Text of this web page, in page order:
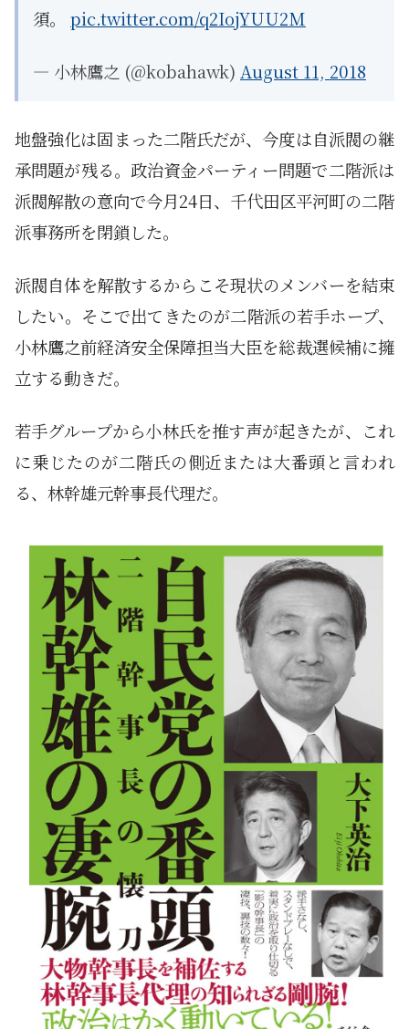
須。 pic.twitter.com/q2IojYUU2M
— 小林鷹之 (@kobahawk) August 11, 2018
地盤強化は固まった二階氏だが、今度は自派閥の継
承問題が残る。政治資金パーティー問題で二階派は
派閥解散の意向で今月24日、千代田区平河町の二階
派事務所を閉鎖した。
派閥自体を解散するからこそ現状のメンバーを結束
したい。そこで出てきたのが二階派の若手ホープ、
小林鷹之前経済安全保障担当大臣を総裁選候補に擁
立する動きだ。
若手グループから小林氏を推す声が起きたが、これ
に乗じたのが二階氏の側近または大番頭と言われ
る、林幹雄元幹事長代理だ。